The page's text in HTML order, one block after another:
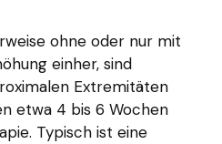
ohne oder nur mit
einher, sind
Extremitäten
etwa 4 bis 6 Wochen
Typisch ist eine